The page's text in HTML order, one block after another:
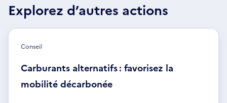
Explorez d’autres actions
Conseil
Carburants alternatifs : favorisez la
mobilité décarbonée